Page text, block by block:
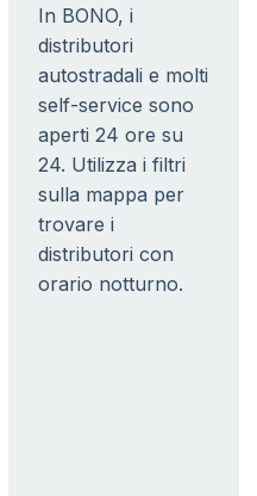
In BONO, i
distributori
autostradali e molti
self-service sono
aperti 24 ore su
24. Utilizza i filtri
sulla mappa per
trovare i
distributori con
orario notturno.